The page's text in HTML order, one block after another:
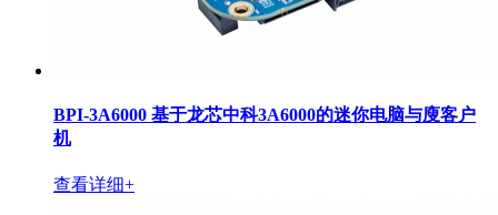
BPI-3A6000 基于龙芯中科3A6000的迷你电脑与廋客户
机
查看详细+